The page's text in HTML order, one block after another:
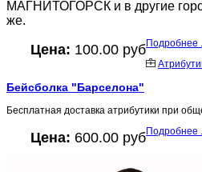
МАГНИТОГОРСК и в другие
же.
Цена: 100.00 рубПодробнее
Бейсболка "Барселона"
Бесплатная доставка атрибутики при
Цена: 600.00 рубПодробнее